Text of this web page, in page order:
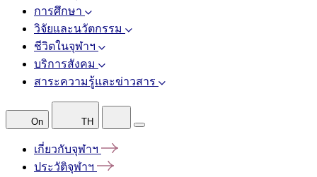
การศึกษา
วิจัยและนวัตกรรม
ชีวิตในจุฬาฯ
บริการสังคม
สาระความรู้และข่าวสาร
On TH
เกี่ยวกับจุฬาฯ
ประวัติจุฬาฯ